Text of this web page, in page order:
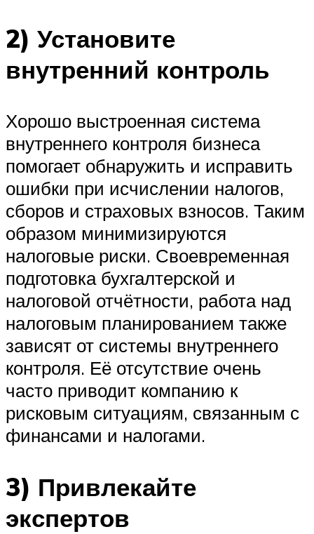
2) Установите
внутренний контроль
Хорошо выстроенная система
внутреннего контроля бизнеса
помогает обнаружить и исправить
ошибки при исчислении налогов,
сборов и страховых взносов. Таким
образом минимизируются
налоговые риски. Своевременная
подготовка бухгалтерской и
налоговой отчётности, работа над
налоговым планированием также
зависят от системы внутреннего
контроля. Её отсутствие очень
часто приводит компанию к
рисковым ситуациям, связанным с
финансами и налогами.
3) Привлекайте
экспертов